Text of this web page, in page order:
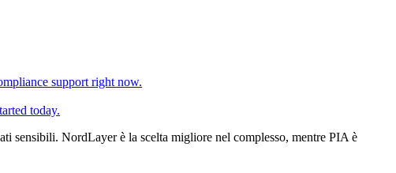
support right now.
today.
sensibili. NordLayer è la scelta migliore nel complesso, mentre PIA è